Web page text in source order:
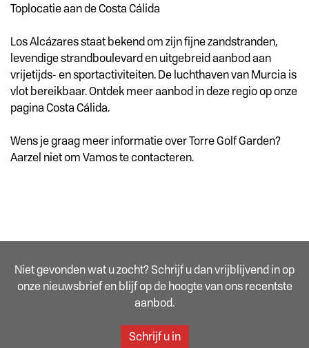
Toplocatie aan de Costa Cálida
Los Alcázares staat bekend om zijn fijne zandstranden,
levendige strandboulevard en uitgebreid aanbod aan
vrijetijds- en sportactiviteiten. De luchthaven van Murcia is
vlot bereikbaar. Ontdek meer aanbod in deze regio op onze
pagina Costa Cálida.
Wens je graag meer informatie over Torre Golf Garden?
Aarzel niet om Vamos te contacteren.
Niet gevonden wat u zocht? Schrijf u dan vrijblijvend in op
onze nieuwsbrief en blijf op de hoogte van ons recentste
aanbod.
Schrijf u in